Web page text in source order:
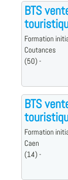
BTS
Formation
Coutances
(50) -
BTS
Formation
Caen
(14) -